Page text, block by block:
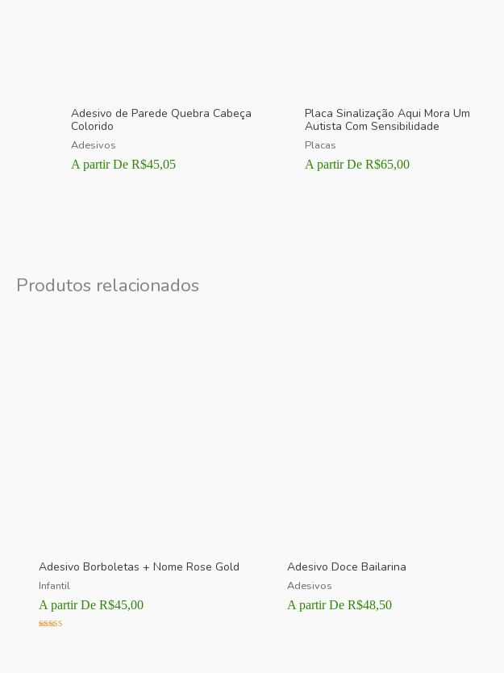
Adesivo de Parede Quebra Cabeça
Colorido
Adesivos
A partir De R$45,05
Placa Sinalização Aqui Mora Um
Autista Com Sensibilidade
Placas
A partir De R$65,00
Produtos relacionados
Adesivo Borboletas + Nome Rose Gold
Infantil
A partir De R$45,00
Adesivo Doce Bailarina
Adesivos
A partir De R$48,50